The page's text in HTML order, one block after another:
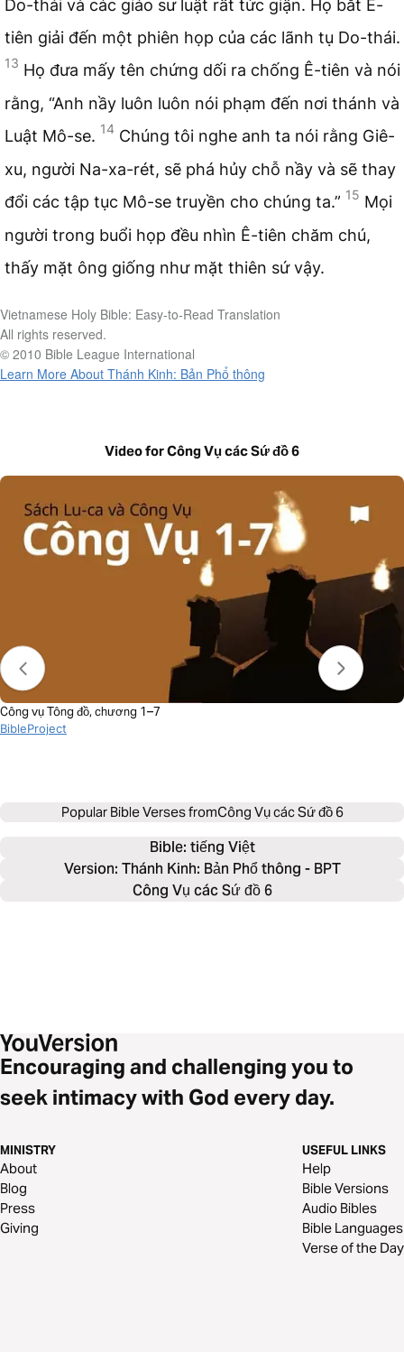
Do-thái và các giáo sư luật rất tức giận. Họ bắt Ê-
tiên giải đến một phiên họp của các lãnh tụ Do-thái.
13 Họ đưa mấy tên chứng dối ra chống Ê-tiên và nói
rằng, “Anh nầy luôn luôn nói phạm đến nơi thánh và
Luật Mô-se. 14 Chúng tôi nghe anh ta nói rằng Giê-
xu, người Na-xa-rét, sẽ phá hủy chỗ nầy và sẽ thay
đổi các tập tục Mô-se truyền cho chúng ta.” 15 Mọi
người trong buổi họp đều nhìn Ê-tiên chăm chú,
thấy mặt ông giống như mặt thiên sứ vậy.
Vietnamese Holy Bible: Easy-to-Read Translation
All rights reserved.
© 2010 Bible League International
Learn More About Thánh Kinh: Bản Phổ thông
Video for Công Vụ các Sứ đồ 6
Công vụ Tông đồ, chương 1–7
BibleProject
Popular Bible Verses fromCông Vụ các Sứ đồ 6
Bible: tiếng Việt
Version: Thánh Kinh: Bản Phổ thông - BPT
Công Vụ các Sứ đồ 6
Encouraging and challenging you to
seek intimacy with God every day.
MINISTRY
About
Blog
Press
Giving
USEFUL LINKS
Help
Bible Versions
Audio Bibles
Bible Languages
Verse of the Day